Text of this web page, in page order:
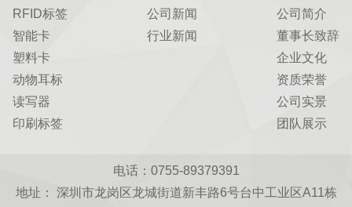
RFID标签
智能卡
塑料卡
动物耳标
读写器
印刷标签
公司新闻
行业新闻
公司简介
董事长致辞
企业文化
资质荣誉
公司实景
团队展示
电话：0755-89379391
地址： 深圳市龙岗区龙城街道新丰路6号台中工业区A11栋